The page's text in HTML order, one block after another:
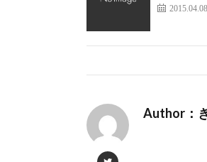
2015.04.08
Author：